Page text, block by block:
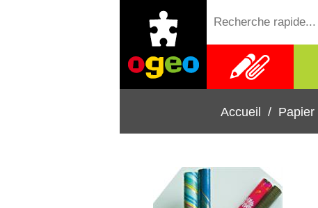
Fournitures
scolaires
Accueil /